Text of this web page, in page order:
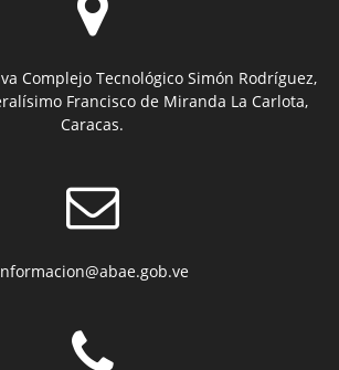
Complejo Tecnológico Simón Rodríguez,
Francisco de Miranda La Carlota,
Caracas.